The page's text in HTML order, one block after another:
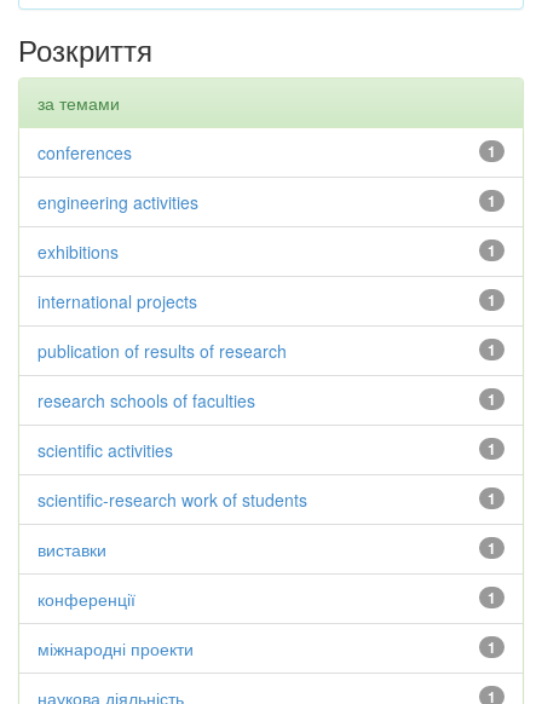
Розкриття
за темами
1
conferences
1
engineering activities
1
exhibitions
1
international projects
1
publication of results of research
1
research schools of faculties
1
scientific activities
1
scientific-research work of students
1
виставки
1
конференції
1
міжнародні проекти
1
наукова діяльність